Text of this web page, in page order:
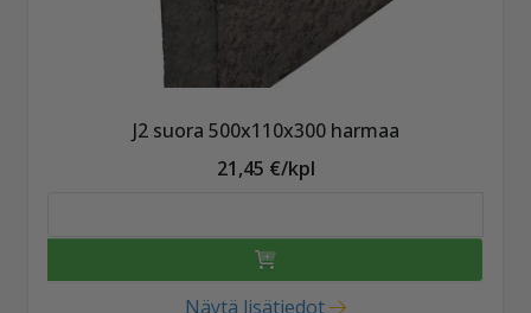
J2 suora 500x110x300 harmaa
21,45 €/kpl
Näytä lisätiedot